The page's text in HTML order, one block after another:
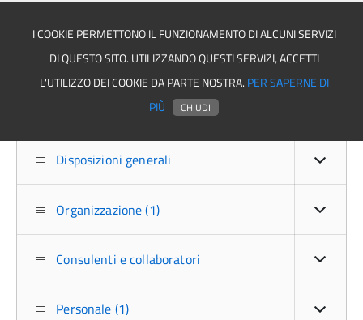
Asmel associazione
Disposizioni generali
Organizzazione (1)
Consulenti e collaboratori
Personale (1)
I COOKIE PERMETTONO IL FUNZIONAMENTO DI ALCUNI SERVIZI
DI QUESTO SITO. UTILIZZANDO QUESTI SERVIZI, ACCETTI
L'UTILIZZO DEI COOKIE DA PARTE NOSTRA. PER SAPERNE DI
PIÙ
CHIUDI